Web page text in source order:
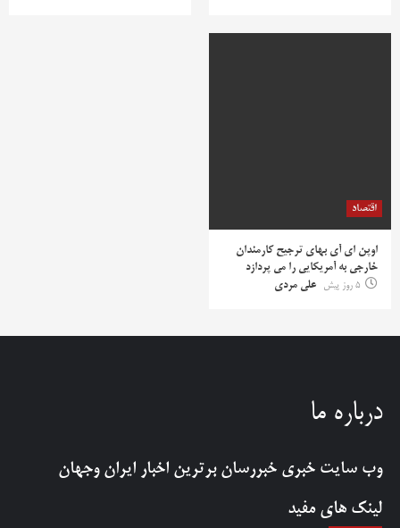
اقتصاد
اوپن ای آی بهای ترجیح کارمندان
خارجی به آمریکایی را می پردازد
5 روز پیش
علی مردی
درباره ما
وب سایت خبری خبررسان برترین اخبار ایران وجهان
لینک های مفید